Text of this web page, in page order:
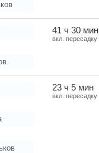
41 ч 30 мин
вкл. пересадку
23 ч 5 мин
вкл. пересадку